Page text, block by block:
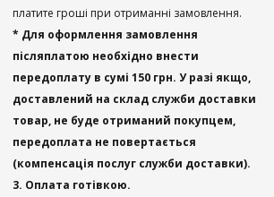
платите гроші при отриманні замовлення.
* Для оформлення замовлення
післяплатою необхідно внести
передоплату в сумі 150 грн. У разі якщо,
доставлений на склад служби доставки
товар, не буде отриманий покупцем,
передоплата не повертається
(компенсація послуг служби доставки).
3. Оплата готівкою.